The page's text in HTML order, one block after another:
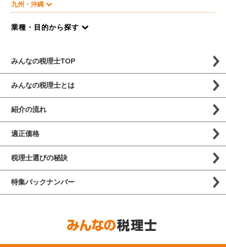
九州・沖縄
業種・目的から探す
みんなの税理士TOP
みんなの税理士とは
紹介の流れ
適正価格
税理士選びの秘訣
特集バックナンバー